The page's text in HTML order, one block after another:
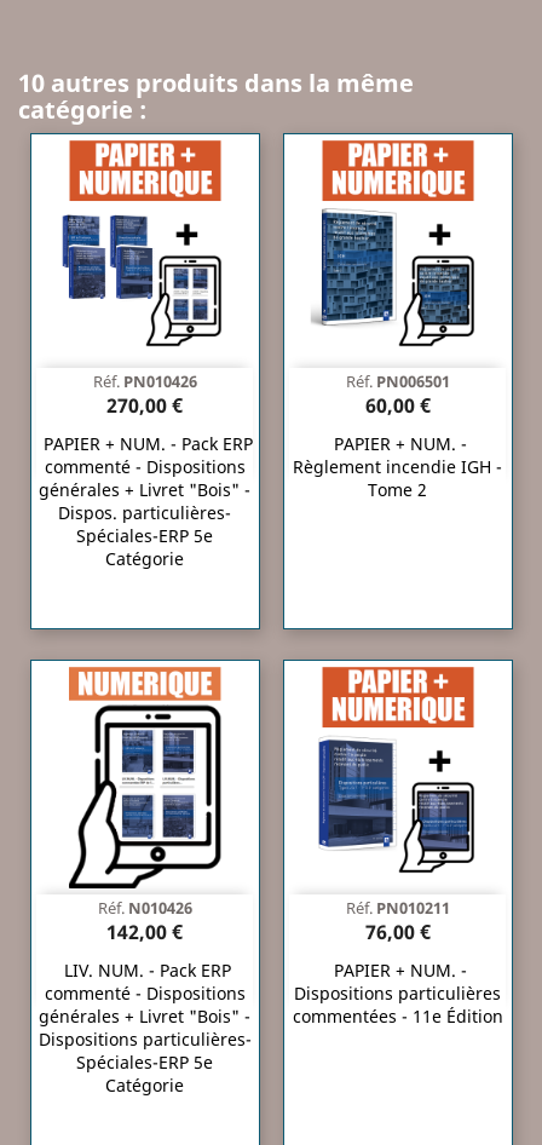
10 autres produits dans la même
catégorie :
Réf. PN010426
270,00 €
PAPIER + NUM. - Pack ERP
commenté - Dispositions
générales + Livret "Bois" -
Dispos. particulières-
Spéciales-ERP 5e
Catégorie
Réf. PN006501
60,00 €
PAPIER + NUM. -
Règlement incendie IGH -
Tome 2
Réf. N010426
142,00 €
LIV. NUM. - Pack ERP
commenté - Dispositions
générales + Livret "Bois" -
Dispositions particulières-
Spéciales-ERP 5e
Catégorie
Réf. PN010211
76,00 €
PAPIER + NUM. -
Dispositions particulières
commentées - 11e Édition